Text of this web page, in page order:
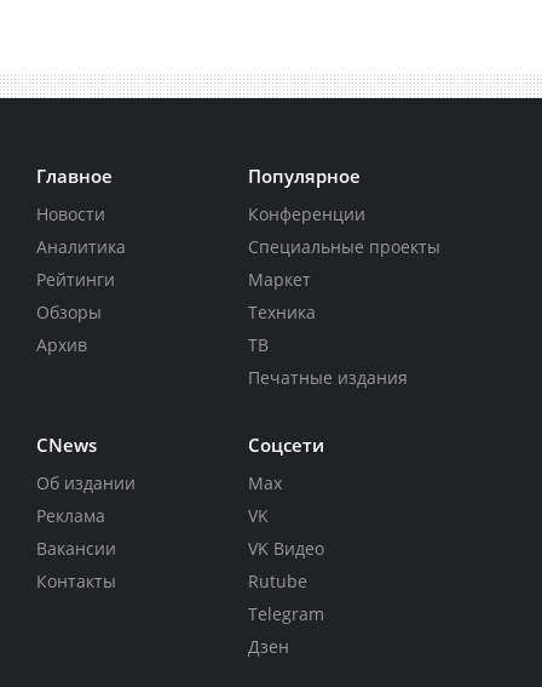
Главное
Новости
Аналитика
Рейтинги
Обзоры
Архив
Популярное
Конференции
Специальные проекты
Маркет
Техника
ТВ
Печатные издания
CNews
Об издании
Реклама
Вакансии
Контакты
Соцсети
Max
VK
VK Видео
Rutube
Telegram
Дзен